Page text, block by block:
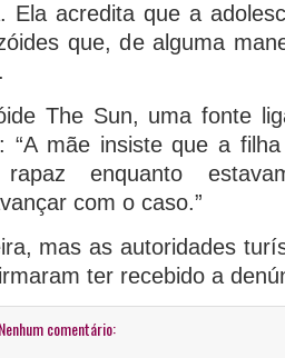
Ela acredita que a
que, de alguma
The Sun, uma fonte
“A mãe insiste que a
rapaz enquanto
com o caso.”
mas as autoridades
ter recebido a
Nenhum comentário: